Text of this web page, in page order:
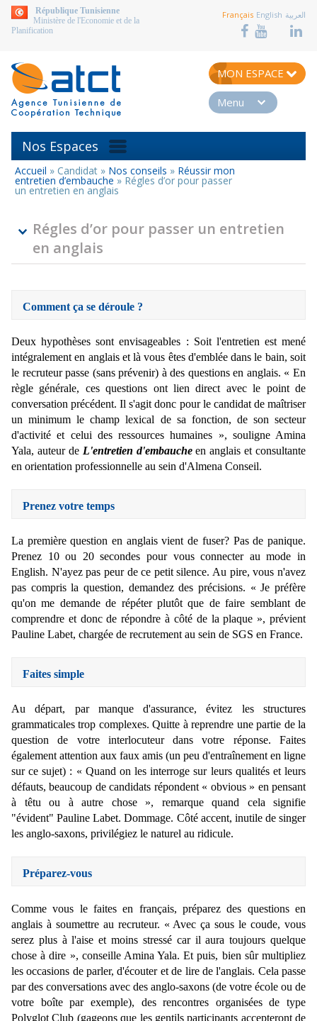
aller au contenu
République Tunisienne
Ministère de l'Economie et de la
Planification
Français English العربية
MON ESPACE
Menu
Nos Espaces
Vous
êtes
Accueil » Candidat » Nos conseils » Réussir mon
entretien d’embauche » Régles d’or pour passer
un entretien en anglais
Régles d’or pour passer un entretien
en anglais
Comment ça se déroule ?
Deux hypothèses sont envisageables : Soit l'entretien est mené
intégralement en anglais et là vous êtes d'emblée dans le bain, soit
le recruteur passe (sans prévenir) à des questions en anglais. « En
règle générale, ces questions ont lien direct avec le point de
conversation précédent. Il s'agit donc pour le candidat de maîtriser
un minimum le champ lexical de sa fonction, de son secteur
d'activité et celui des ressources humaines », souligne Amina
Yala, auteur de L'entretien d'embaucheen anglais et consultante
en orientation professionnelle au sein d'Almena Conseil.
Prenez votre temps
La première question en anglais vient de fuser? Pas de panique.
Prenez 10 ou 20 secondes pour vous connecter au mode in
English. N'ayez pas peur de ce petit silence. Au pire, vous n'avez
pas compris la question, demandez des précisions. « Je préfère
qu'on me demande de répéter plutôt que de faire semblant de
comprendre et donc de répondre à côté de la plaque », prévient
Pauline Labet, chargée de recrutement au sein de SGS en France.
Faites simple
Au départ, par manque d'assurance, évitez les structures
grammaticales trop complexes. Quitte à reprendre une partie de la
question de votre interlocuteur dans votre réponse. Faites
également attention aux faux amis (un peu d'entraînement en ligne
sur ce sujet) : « Quand on les interroge sur leurs qualités et leurs
défauts, beaucoup de candidats répondent « obvious » en pensant
à têtu ou à autre chose », remarque quand cela signifie
"évident"Pauline Labet. Dommage. Côté accent, inutile de singer
les anglo-saxons, privilégiez le naturel au ridicule.
Préparez-vous
Comme vous le faites en français, préparez des questions en
anglais à soumettre au recruteur. « Avec ça sous le coude, vous
serez plus à l'aise et moins stressé car il aura toujours quelque
chose à dire », conseille Amina Yala. Et puis, bien sûr multipliez
les occasions de parler, d'écouter et de lire de l'anglais. Cela passe
par des conversations avec des anglo-saxons (de votre école ou de
votre boîte par exemple), des rencontres organisées de type
Polyglot Club (gageons que les gentils participants accepteront de